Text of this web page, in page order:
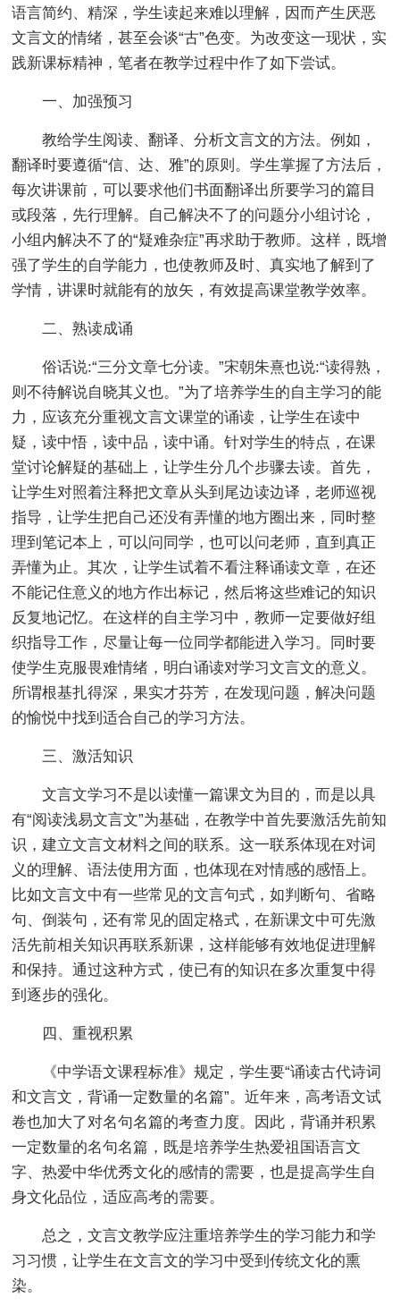
语言简约、精深，学生读起来难以理解，因而产生厌恶
文言文的情绪，甚至会谈“古”色变。为改变这一现状，实
践新课标精神，笔者在教学过程中作了如下尝试。
一、加强预习
教给学生阅读、翻译、分析文言文的方法。例如，
翻译时要遵循“信、达、雅”的原则。学生掌握了方法后，
每次讲课前，可以要求他们书面翻译出所要学习的篇目
或段落，先行理解。自己解决不了的问题分小组讨论，
小组内解决不了的“疑难杂症”再求助于教师。这样，既增
强了学生的自学能力，也使教师及时、真实地了解到了
学情，讲课时就能有的放矢，有效提高课堂教学效率。
二、熟读成诵
俗话说:“三分文章七分读。”宋朝朱熹也说:“读得熟，
则不待解说自晓其义也。”为了培养学生的自主学习的能
力，应该充分重视文言文课堂的诵读，让学生在读中
疑，读中悟，读中品，读中诵。针对学生的特点，在课
堂讨论解疑的基础上，让学生分几个步骤去读。首先，
让学生对照着注释把文章从头到尾边读边译，老师巡视
指导，让学生把自己还没有弄懂的地方圈出来，同时整
理到笔记本上，可以问同学，也可以问老师，直到真正
弄懂为止。其次，让学生试着不看注释诵读文章，在还
不能记住意义的地方作出标记，然后将这些难记的知识
反复地记忆。在这样的自主学习中，教师一定要做好组
织指导工作，尽量让每一位同学都能进入学习。同时要
使学生克服畏难情绪，明白诵读对学习文言文的意义。
所谓根基扎得深，果实才芬芳，在发现问题，解决问题
的愉悦中找到适合自己的学习方法。
三、激活知识
文言文学习不是以读懂一篇课文为目的，而是以具
有“阅读浅易文言文”为基础，在教学中首先要激活先前知
识，建立文言文材料之间的联系。这一联系体现在对词
义的理解、语法使用方面，也体现在对情感的感悟上。
比如文言文中有一些常见的文言句式，如判断句、省略
句、倒装句，还有常见的固定格式，在新课文中可先激
活先前相关知识再联系新课，这样能够有效地促进理解
和保持。通过这种方式，使已有的知识在多次重复中得
到逐步的强化。
四、重视积累
《中学语文课程标准》规定，学生要“诵读古代诗词
和文言文，背诵一定数量的名篇”。近年来，高考语文试
卷也加大了对名句名篇的考查力度。因此，背诵并积累
一定数量的名句名篇，既是培养学生热爱祖国语言文
字、热爱中华优秀文化的感情的需要，也是提高学生自
身文化品位，适应高考的需要。
总之，文言文教学应注重培养学生的学习能力和学
习习惯，让学生在文言文的学习中受到传统文化的熏
染。